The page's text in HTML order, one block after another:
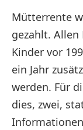
Mütterrente
gezahlt.
Kinder vor
ein Jahr
werden. Für
dies, zwei,